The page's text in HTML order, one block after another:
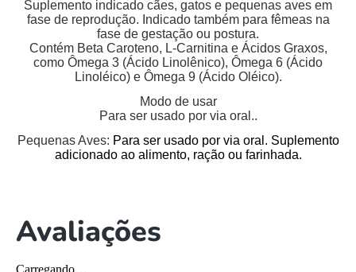
Suplemento indicado cães, gatos e pequenas aves em
fase de reprodução. Indicado também para fêmeas na
fase de gestação ou postura.
Contém Beta Caroteno, L-Carnitina e Ácidos Graxos,
como Ômega 3 (Ácido Linolênico), Ômega 6 (Ácido
Linoléico) e Ômega 9 (Ácido Oléico).
Modo de usar
Para ser usado por via oral..
Pequenas Aves: Para ser usado por via oral. Suplemento
adicionado ao alimento, ração ou farinhada.
Avaliações
Carregando…